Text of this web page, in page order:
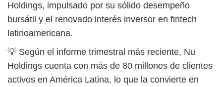
Holdings, impulsado por su sólido desempeño
bursátil y el renovado interés inversor en fintech
latinoamericana.
💡 Según el informe trimestral más reciente, Nu
Holdings cuenta con más de 80 millones de clientes
activos en América Latina, lo que la convierte en